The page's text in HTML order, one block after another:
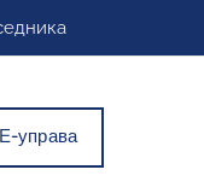
Е-управа